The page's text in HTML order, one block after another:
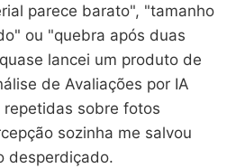
parece barato", "tamanho
ou "quebra após duas
lancei um produto de
de Avaliações por IA
repetidas sobre fotos
sozinha me salvou
desperdiçado.